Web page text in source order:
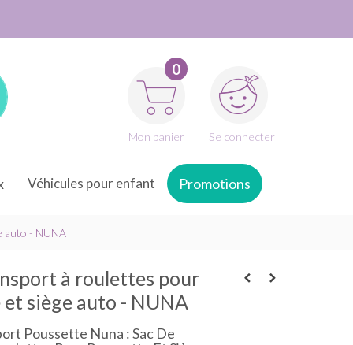
0
Mon panier Se connecter
Véhicules pour enfant Promotions
auto - NUNA
à roulettes pour
siège auto - NUNA
Poussette Nuna : Sac De